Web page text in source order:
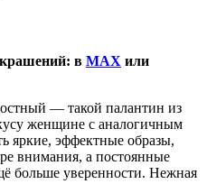
в MAX или
— такой палантин из
женщине с аналогичным
яркие, эффектные образы,
внимания, а постоянные
больше уверенности. Нежная